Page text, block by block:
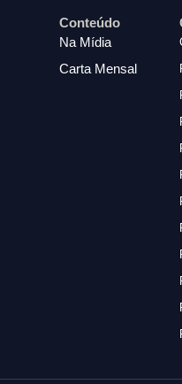
Conteúdo
Na Mídia
Carta Mensal